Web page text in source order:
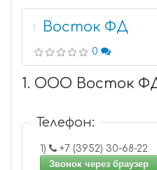
1 Восток ФД
0
1. ООО Восток
Телефон:
1)
+7 (3952) 30-68-22
Звонок через браузер